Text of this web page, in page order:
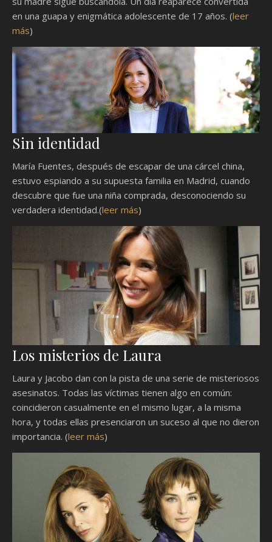
en una guapa y enigmática adolescente de 17 años. (leer
más)
Sin identidad
María Fuentes, después de escapar de una cárcel china,
estuvo espiando a su supuesta familia en Madrid, cuando
descubre que fue una niña comprada, desconociendo su
verdadera identidad.(leer más)
Los misterios de Laura
Laura y Jacobo dan con la pista de una serie de misteriosos
asesinatos. Todas las víctimas tienen algo en común:
coincidieron casualmente en el mismo lugar, a la misma
hora, y todas ellas presenciaron un suceso al que no dieron
importancia. (leer más)